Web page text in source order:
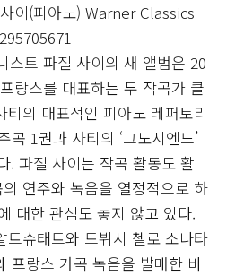
이(피아노) Warner Classics
스트 파질 사이의 새 앨범은 20
랑스를 대표하는 두 작곡가 클
의 대표적인 피아노 레퍼토리
곡 1권과 사티의 ‘그노시엔느’
. 파질 사이는 작곡 활동도 활
연주와 녹음을 열정적으로 하
대한 관심도 놓지 않고 있다.
트슈태트와 드뷔시 첼로 소나타
프랑스 가곡 녹음을 발매한 바